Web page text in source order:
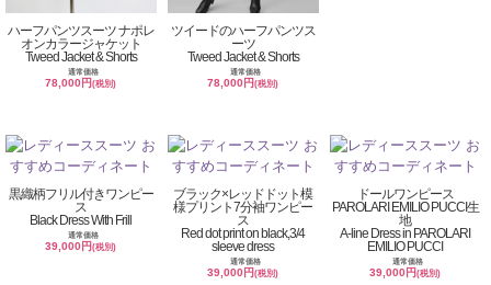
ハーフパンツスーツ ナポレ
オンカラージャケット
Tweed Jacket & Shorts
通常価格
78,000円(税別)
ツイードのハーフパンツス
ーツ
Tweed Jacket & Shorts
通常価格
78,000円(税別)
黒織柄フリル付きワンピー
ス
Black Dress With Frill
通常価格
39,000円(税別)
ブラック×レッドドット模
様プリント7分袖ワンピー
ス
Red dot print on black,3/4
sleeve dress
通常価格
39,000円(税別)
ドールワンピース
PAROLARI EMILIO PUCCI生
地
A-line Dress in PAROLARI
EMILIO PUCCI
通常価格
39,000円(税別)